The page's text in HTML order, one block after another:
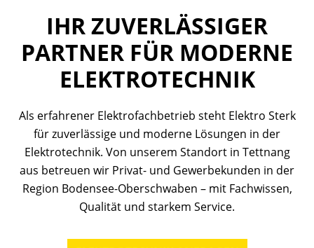
IHR ZUVERLÄSSIGER
PARTNER FÜR MODERNE
ELEKTROTECHNIK
Als erfahrener Elektrofachbetrieb steht Elektro Sterk
für zuverlässige und moderne Lösungen in der
Elektrotechnik. Von unserem Standort in Tettnang
aus betreuen wir Privat- und Gewerbekunden in der
Region Bodensee-Oberschwaben – mit Fachwissen,
Qualität und starkem Service.